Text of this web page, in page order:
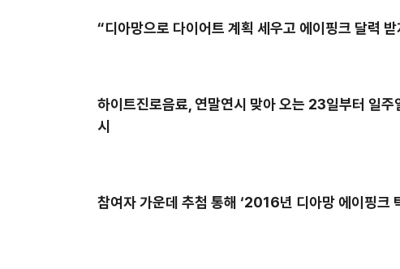
“디아망으로 다이어트 계획 세우고 에이핑크 달력 받
하이트진로음료 연말연시 맞아 오는 23일부터 일주
시
참여자 가운데 추첨 통해 ‘2016년 디아망 에이핑크